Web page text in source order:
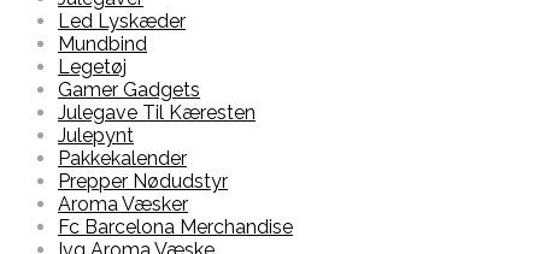
Led Lyskæder
Mundbind
Legetøj
Gamer Gadgets
Julegave Til Kæresten
Julepynt
Pakkekalender
Prepper Nødudstyr
Aroma Væsker
Fc Barcelona Merchandise